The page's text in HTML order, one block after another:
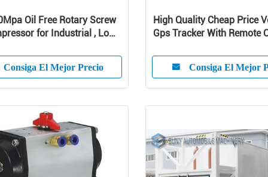
Oil Free Rotary Screw
for Industrial , Low
Consiga El Mejor Precio
High Quality Cheap Price
Gps Tracker With Remote
Consiga El Mejor